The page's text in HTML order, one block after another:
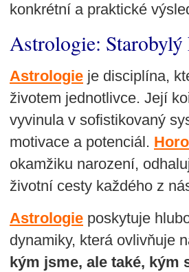
konkrétní a praktické
Astrologie:
Astrologie je disciplína,
životem jednotlivce. Její
vyvinula v sofistikovaný
motivace a potenciál.
okamžiku narození,
životní cesty každého z
Astrologie poskytuje
dynamiky, která ovlivňuje
kým jsme, ale také, kým